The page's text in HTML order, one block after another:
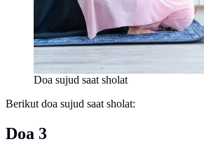
Doa sujud saat sholat
Berikut doa sujud saat sholat:
Doa 3